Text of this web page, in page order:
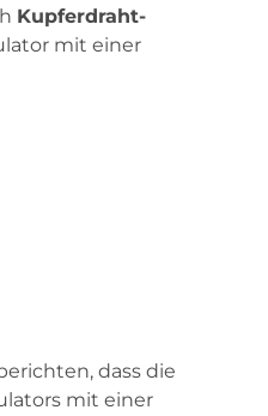
Kupferdraht-
mit einer
dass die
mit einer